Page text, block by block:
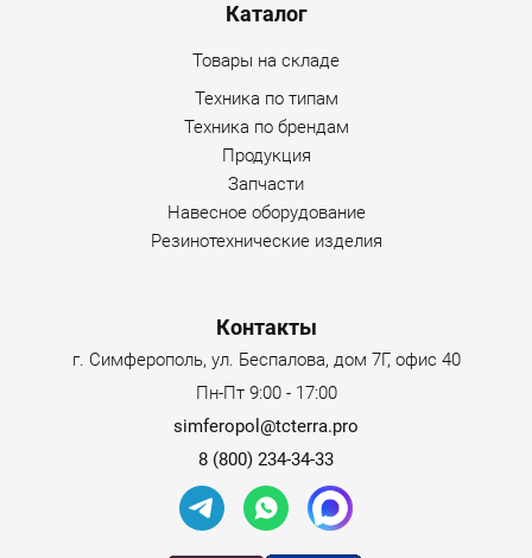
Каталог
Товары на складе
Техника по типам
Техника по брендам
Продукция
Запчасти
Навесное оборудование
Резинотехнические изделия
Контакты
г. Симферополь, ул. Беспалова, дом 7Г, офис 40
Пн-Пт 9:00 - 17:00
simferopol@tcterra.pro
8 (800) 234-34-33